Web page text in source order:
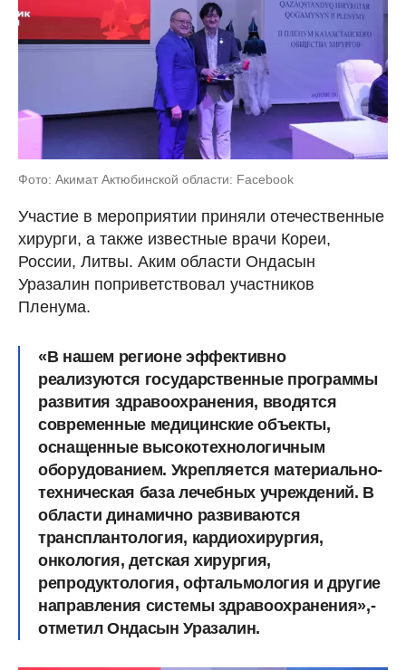
Фото: Aкимат Актюбинской области: Facebook
Участие в мероприятии приняли отечественные
хирурги, а также известные врачи Кореи,
России, Литвы. Аким области Ондасын
Уразалин поприветствовал участников
Пленума.
«В нашем регионе эффективно
реализуются государственные программы
развития здравоохранения, вводятся
современные медицинские объекты,
оснащенные высокотехнологичным
оборудованием. Укрепляется материально-
техническая база лечебных учреждений. В
области динамично развиваются
трансплантология, кардиохирургия,
онкология, детская хирургия,
репродуктология, офтальмология и другие
направления системы здравоохранения»,-
отметил Ондасын Уразалин.